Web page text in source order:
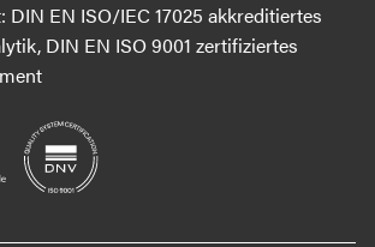
DIN EN ISO/IEC 17025 akkreditiertes
DIN EN ISO 9001 zertifiziertes